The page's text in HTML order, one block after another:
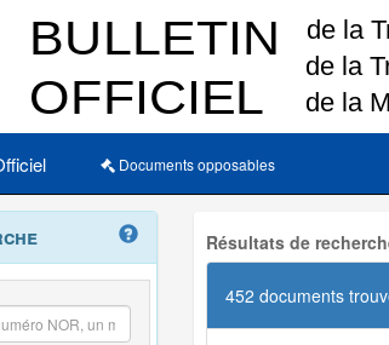
Documents opposables
Résultats de
452 documents